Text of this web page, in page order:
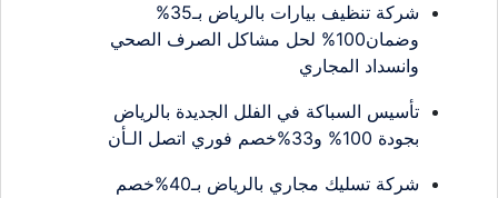
شركة تنظيف بيارات بالرياض بـ35%
وضمان100% لحل مشاكل الصرف الصحي
وانسداد المجاري
تأسيس السباكة في الفلل الجديدة بالرياض
بجودة 100% و33%خصم فوري اتصل الـأن
شركة تسليك مجاري بالرياض بـ40%خصم